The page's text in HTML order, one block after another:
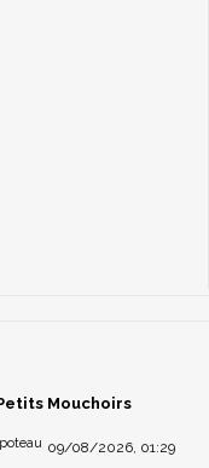
Mouchoirs
09/08/2026, 01:29